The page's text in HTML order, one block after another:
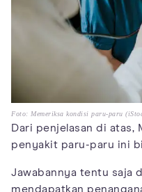
Foto: Memeriksa kondisi paru-paru
Dari penjelasan di atas,
penyakit paru-paru ini
Jawabannya tentu saja
mendapatkan